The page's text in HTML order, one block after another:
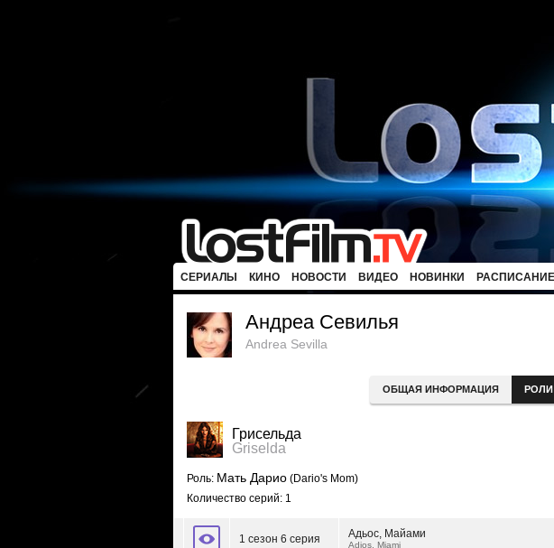
СЕРИАЛЫ КИНО НОВОСТИ ВИДЕО НОВИНКИ РАСПИСАНИЕ
Андреа Севилья
Andrea Sevilla
ОБЩАЯ ИНФОРМАЦИЯ РОЛИ
Грисельда
Griselda
Роль: Мать Дарио (Dario's Mom)
Количество серий: 1
1 сезон 6 серия Адьос, Майами
Adios, Miami